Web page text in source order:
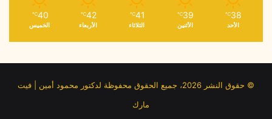
38
℃
الأحد
39
℃
الأثنين
41
℃
الثلاثاء
42
℃
الأربعاء
40
℃
الخميس
© حقوق النشر 2026، جميع الحقوق محفوظة لدكتور محمود أمين | فيت
مارك